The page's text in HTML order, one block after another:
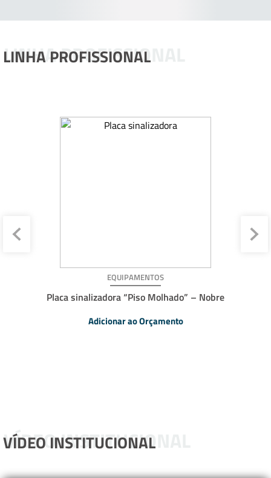
LINHA PROFISSIONAL
LINHA PROFISSIONAL
EQUIPAMENTOS
Placa sinalizadora “Piso Molhado” – Nobre
Adicionar ao Orçamento
VÍDEO INSTITUCIONAL
VÍDEO INSTITUCIONAL